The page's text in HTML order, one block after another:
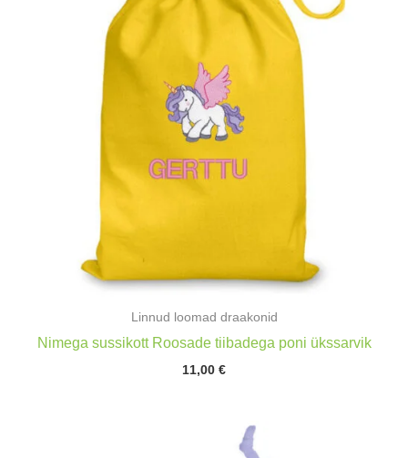
Linnud loomad draakonid
Nimega sussikott Roosade tiibadega poni ükssarvik
11,00 €